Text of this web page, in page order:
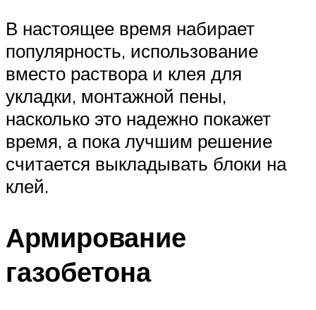
В настоящее время набирает
популярность, использование
вместо раствора и клея для
укладки, монтажной пены,
насколько это надежно покажет
время, а пока лучшим решение
считается выкладывать блоки на
клей.
Армирование
газобетона